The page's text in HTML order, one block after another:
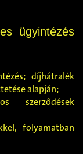
ügyintézés
díjhátralék
alapján;
szerződések
folyamatban